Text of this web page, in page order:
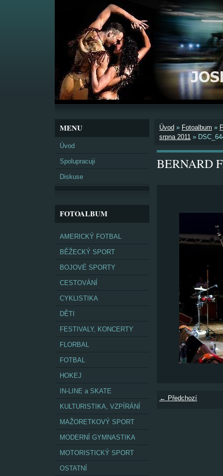
MENU
Úvod
Spolupracuji
Diskuse
FOTOALBUM
AMERICKÝ FOTBAL
BĚŽECKÝ SPORT
BOJOVÉ SPORTY
CESTOVÁNÍ
CYKLISTIKA
DĚTI
FESTIVALY, KONCERTY
FLORBAL
FOTBAL
HOKEJ
IN-LINE a SKATE
KULTURISTIKA, VZPÍRÁNÍ
MAŽORETKOVÝ SPORT
MODERNÍ GYMNASTIKA
MOTORISTICKÝ SPORT
OSTATNÍ
Úvod » Fotoalbum »
srpna 2011 »
BERNARD
← Předchozí